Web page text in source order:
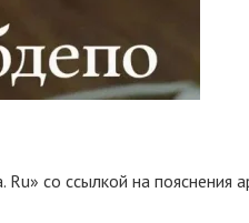
со ссылкой на